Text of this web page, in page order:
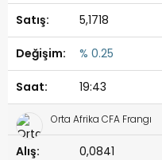
5,1718
% 0.25
19:43
Orta Afrika CFA Frangı
0,0841